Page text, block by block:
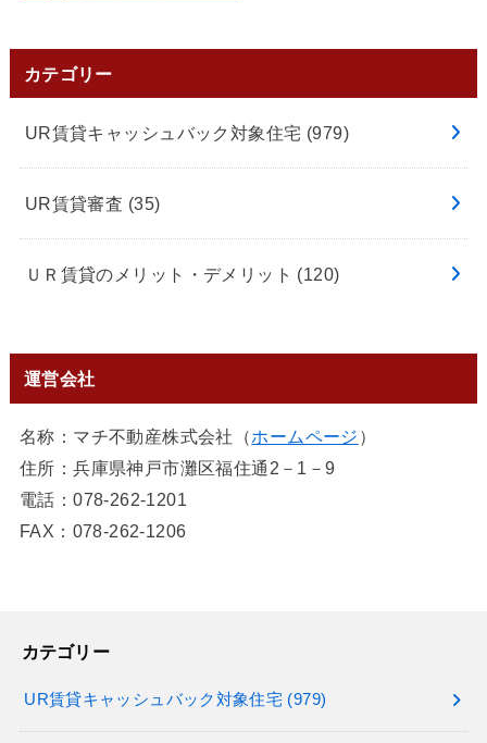
カテゴリー
UR賃貸キャッシュバック対象住宅 (979)
UR賃貸審査 (35)
ＵＲ賃貸のメリット・デメリット (120)
運営会社
名称：マチ不動産株式会社（ホームページ ）
住所：兵庫県神戸市灘区福住通2－1－9
電話：078-262-1201
FAX：078-262-1206
カテゴリー
UR賃貸キャッシュバック対象住宅 (979)